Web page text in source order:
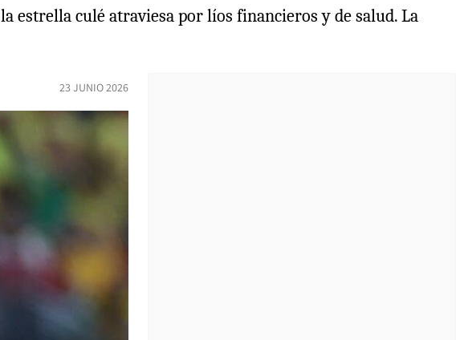
estrella culé atraviesa por líos financieros y de salud. La
23 JUNIO 2026